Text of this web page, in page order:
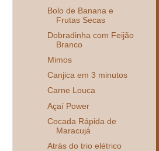
Bolo de Banana e
Frutas Secas
Dobradinha com Feijão
Branco
Mimos
Canjica em 3 minutos
Carne Louca
Açaí Power
Cocada Rápida de
Maracujá
Atrás do trio elétrico